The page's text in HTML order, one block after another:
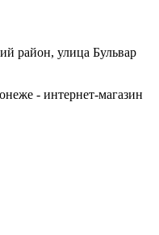
район, улица Бульвар
- интернет-магазин